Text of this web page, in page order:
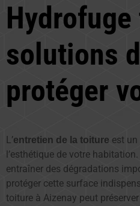
solutions
protéger
L’entretien de la toiture est
l’esthétique de votre
entraîner des dégradations
protéger cette surface
toiture à Aizenay peut